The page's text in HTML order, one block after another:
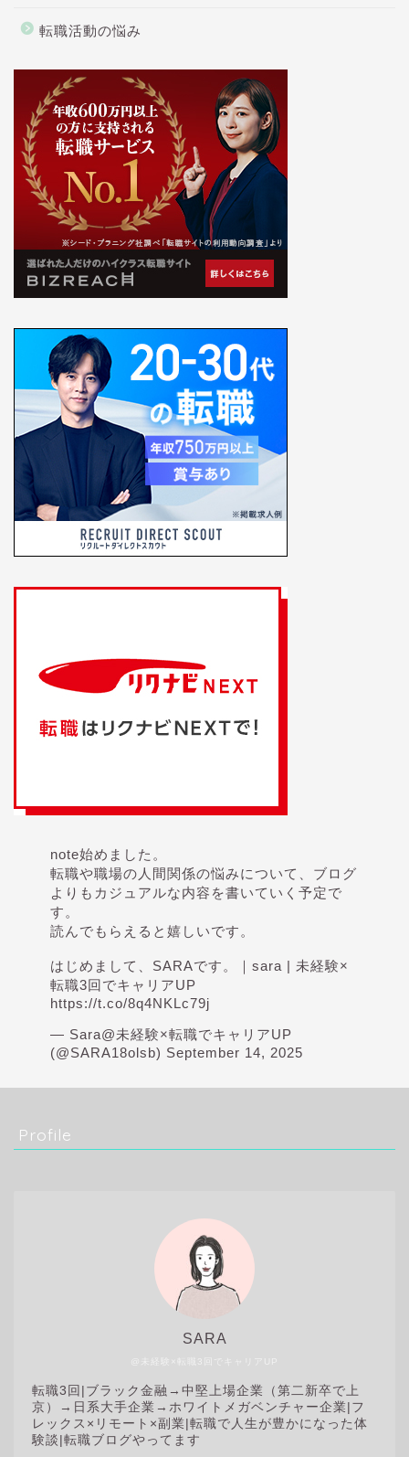
転職活動の悩み
note始めました。
転職や職場の人間関係の悩みについて、ブログ
よりもカジュアルな内容を書いていく予定で
す。
読んでもらえると嬉しいです。
はじめまして、SARAです。｜sara | 未経験×
転職3回でキャリアUP
https://t.co/8q4NKLc79j
— Sara@未経験×転職でキャリアUP
(@SARA18olsb) September 14, 2025
Profile
@未経験×転職3回でキャリアUP
SARA
転職3回| ブラック金融→中堅上場企業（第二新卒で上
京）→日系大手企業→ホワイトメガベンチャー企業|フ
レックス×リモート×副業|転職で人生が豊かになった体
験談|転職ブログやってます